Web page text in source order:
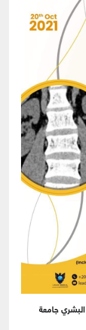
جامعة